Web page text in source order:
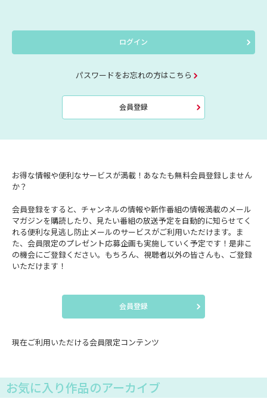
ログイン
パスワードをお忘れの方はこちら
会員登録
お得な情報や便利なサービスが満載！あなたも無料会員登録しません
か？
会員登録をすると、チャンネルの情報や新作番組の情報満載のメール
マガジンを購読したり、見たい番組の放送予定を自動的に知らせてく
れる便利な見逃し防止メールのサービスがご利用いただけます。ま
た、会員限定のプレゼント応募企画も実施していく予定です！是非こ
の機会にご登録ください。もちろん、視聴者以外の皆さんも、ご登録
いただけます！
会員登録
現在ご利用いただける会員限定コンテンツ
お気に入り作品のアーカイブ